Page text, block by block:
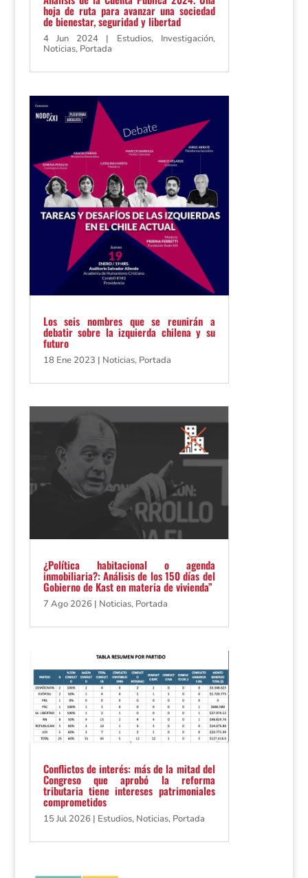
hoja de ruta para avanzar una sociedad
de bienestar, seguridad y libertad
4 Jun 2024 | Estudios, Investigación,
Noticias, Portada
Los seis nombres que se reunirán a
debatir sobre la izquierda chilena y su
futuro
18 Ene 2023 | Noticias, Portada
¿Política habitacional o agenda
inmobiliaria?: Análisis de los 150 días del
Gobierno de Kast en materia de vivienda”
7 Ago 2026 | Noticias, Portada
Conflictos de interés: más de la mitad del
Congreso que aprobó la reforma
tributaria tiene intereses patrimoniales
comprometidos
15 Jul 2026 | Estudios, Noticias, Portada